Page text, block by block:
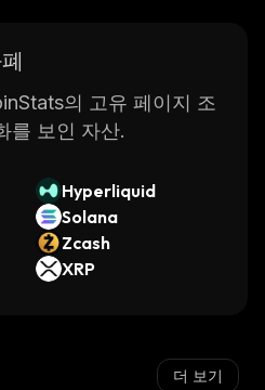
의 고유 페이지 조
를 보인 자산.
Hyperliquid
Solana
Zcash
XRP
더 보기